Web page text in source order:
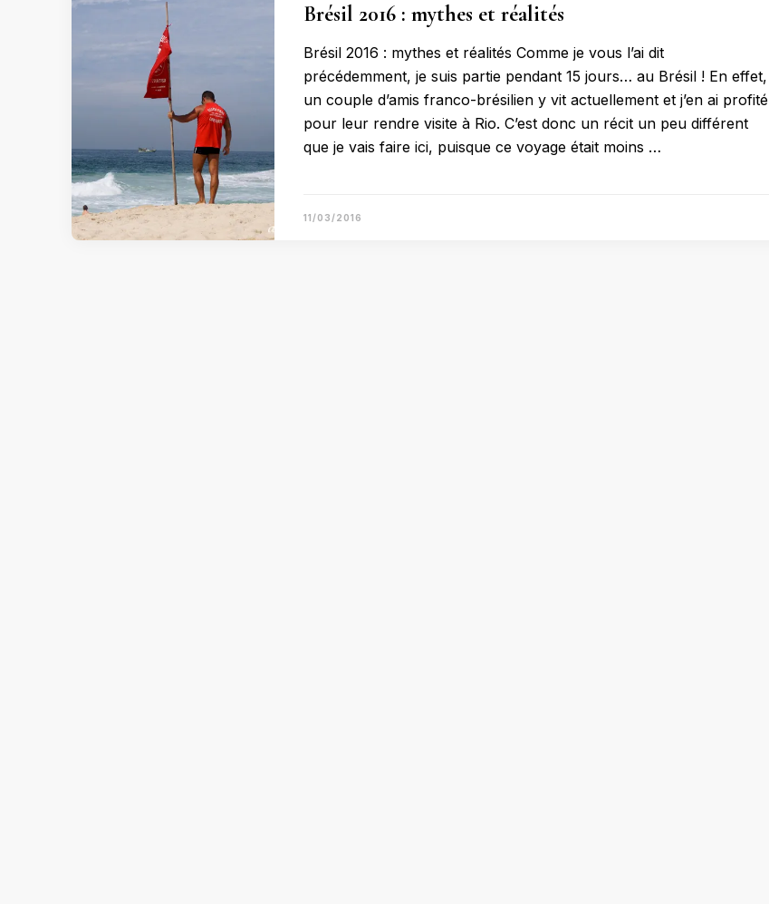
Brésil 2016 : mythes et réalités
Brésil 2016 : mythes et réalités Comme je vous l’ai dit
précédemment, je suis partie pendant 15 jours… au Brésil ! En effet,
un couple d’amis franco-brésilien y vit actuellement et j’en ai profité
pour leur rendre visite à Rio. C’est donc un récit un peu différent
que je vais faire ici, puisque ce voyage était moins …
11/03/2016